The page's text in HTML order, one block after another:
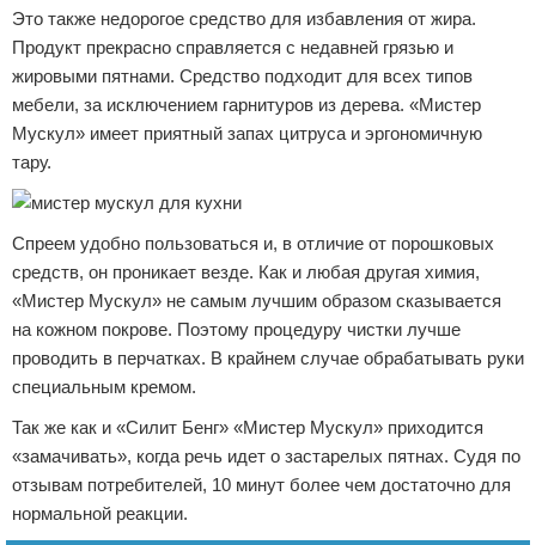
Это также недорогое средство для избавления от жира.
Продукт прекрасно справляется с недавней грязью и
жировыми пятнами. Средство подходит для всех типов
мебели, за исключением гарнитуров из дерева. «Мистер
Мускул» имеет приятный запах цитруса и эргономичную
тару.
Спреем удобно пользоваться и, в отличие от порошковых
средств, он проникает везде. Как и любая другая химия,
«Мистер Мускул» не самым лучшим образом сказывается
на кожном покрове. Поэтому процедуру чистки лучше
проводить в перчатках. В крайнем случае обрабатывать руки
специальным кремом.
Так же как и «Силит Бенг» «Мистер Мускул» приходится
«замачивать», когда речь идет о застарелых пятнах. Судя по
отзывам потребителей, 10 минут более чем достаточно для
нормальной реакции.